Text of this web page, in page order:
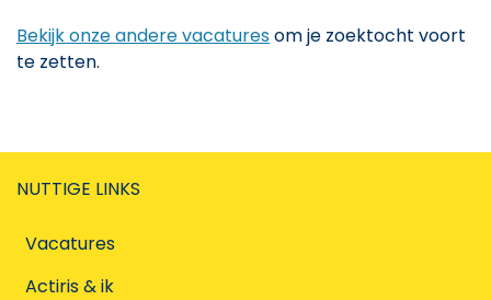
Bekijk onze andere vacaturesom je zoektocht voort
te zetten.
NUTTIGE LINKS
Vacatures
Actiris & ik